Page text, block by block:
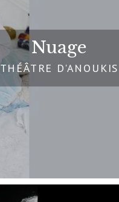
Nuage
THÉÂTRE D'ANOUKIS